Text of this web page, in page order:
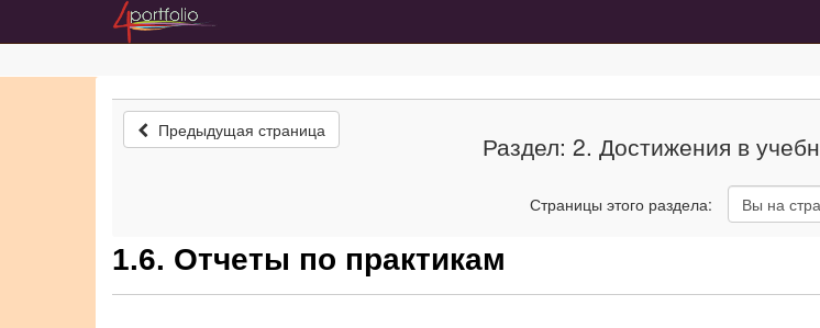
Предыдущая страница Раздел: 2. Достижения в
Страницы этого раздела: Вы на
1.6. Отчеты по практикам